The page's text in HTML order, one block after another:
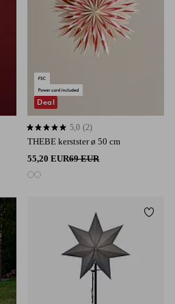
THEBE kerstster ø 50 cm
55,20 EUR69 EUR
2 kleuren
5,0 op basis van 2 beoordelingen
5,0 (2)
Deal
Toevoegen aan favorieten